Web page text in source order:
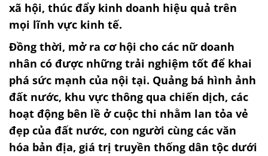
xã hội, thúc đẩy kinh doanh hiệu quả trên
mọi lĩnh vực kinh tế.
Đồng thời, mở ra cơ hội cho các nữ doanh
nhân có được những trải nghiệm tốt để khai
phá sức mạnh của nội tại. Quảng bá hình ảnh
đất nước, khu vực thông qua chiến dịch, các
hoạt động bên lề ở cuộc thi nhằm lan tỏa vẻ
đẹp của đất nước, con người cùng các văn
hóa bản địa, giá trị truyền thống dân tộc dưới